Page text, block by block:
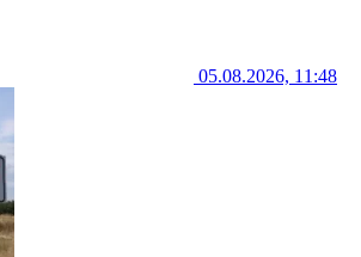
05.08.2026, 11:48